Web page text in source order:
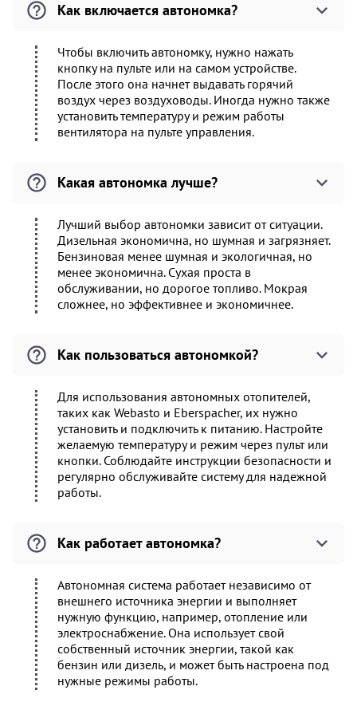
Как включается автономка?
Чтобы включить автономку, нужно нажать
кнопку на пульте или на самом устройстве.
После этого она начнет выдавать горячий
воздух через воздуховоды. Иногда нужно также
установить температуру и режим работы
вентилятора на пульте управления.
Какая автономка лучше?
Лучший выбор автономки зависит от ситуации.
Дизельная экономична, но шумная и загрязняет.
Бензиновая менее шумная и экологичная, но
менее экономична. Сухая проста в
обслуживании, но дорогое топливо. Мокрая
сложнее, но эффективнее и экономичнее.
Как пользоваться автономкой?
Для использования автономных отопителей,
таких как Webasto и Eberspacher, их нужно
установить и подключить к питанию. Настройте
желаемую температуру и режим через пульт или
кнопки. Соблюдайте инструкции безопасности и
регулярно обслуживайте систему для надежной
работы.
Как работает автономка?
Автономная система работает независимо от
внешнего источника энергии и выполняет
нужную функцию, например, отопление или
электроснабжение. Она использует свой
собственный источник энергии, такой как
бензин или дизель, и может быть настроена под
нужные режимы работы.